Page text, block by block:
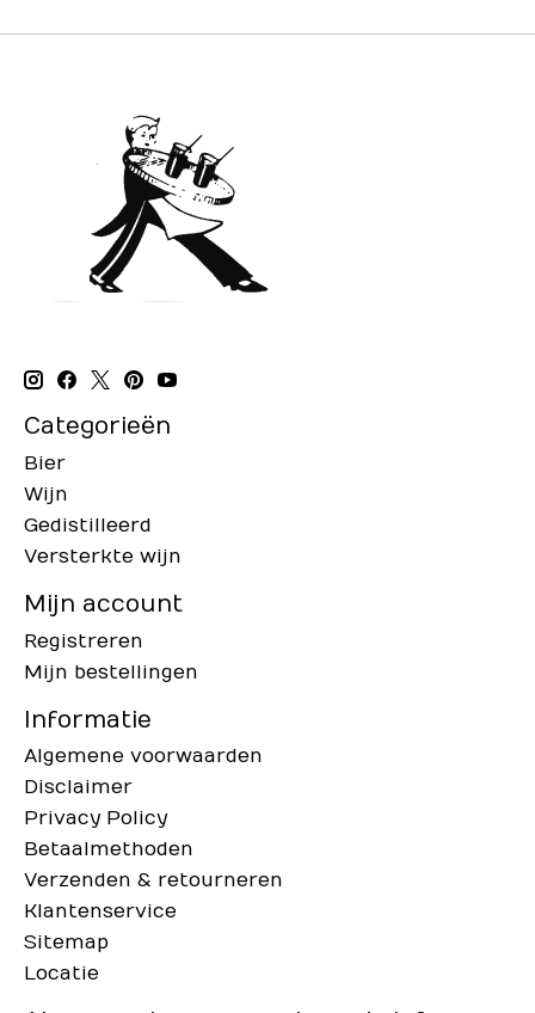
Categorieën
Bier
Wijn
Gedistilleerd
Versterkte wijn
Mijn account
Registreren
Mijn bestellingen
Informatie
Algemene voorwaarden
Disclaimer
Privacy Policy
Betaalmethoden
Verzenden & retourneren
Klantenservice
Sitemap
Locatie